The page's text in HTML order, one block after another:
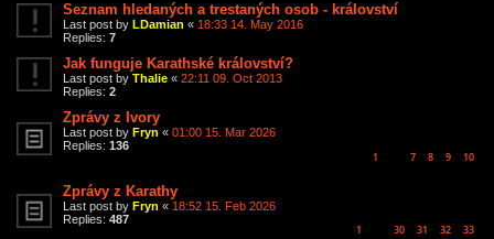
Seznam hledaných a trestaných osob - království
Last post by LDamian « 18:33 14. May 2016
Replies: 7
Jak funguje Karathské království?
Last post by Thalie « 22:11 09. Oct 2013
Replies: 2
Zprávy z Ivory
Last post by Fryn « 01:00 15. Mar 2026
Replies: 136
1 7 8 9 10
Zprávy z Karathy
Last post by Fryn « 18:52 15. Feb 2026
Replies: 487
1 30 31 32 33